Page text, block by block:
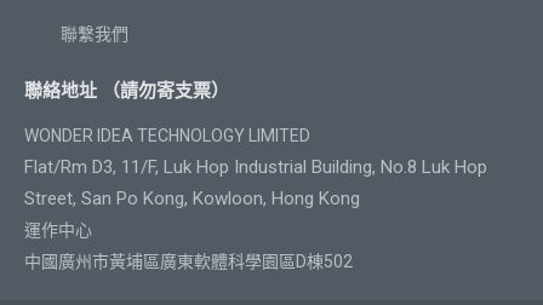
聯繫我們
聯絡地址 （請勿寄支票）
WONDER IDEA TECHNOLOGY LIMITED
Flat/Rm D3, 11/F, Luk Hop Industrial Building, No.8 Luk Hop
Street, San Po Kong, Kowloon, Hong Kong
運作中心
中國廣州市黃埔區廣東軟體科學園區D棟502